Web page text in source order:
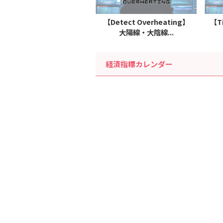
【Detect Overheating】
大陽線・大陰線...
経済指標カレンダー